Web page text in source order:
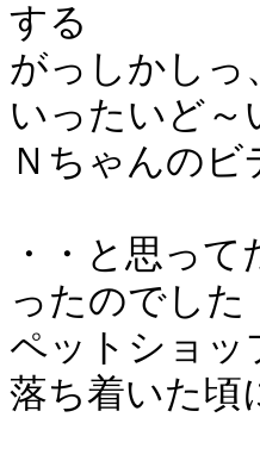
する
がっしかしっ
いったいど
Ｎちゃんの
・・と思っ
ったのでした
ペットショッ
落ち着いた頃